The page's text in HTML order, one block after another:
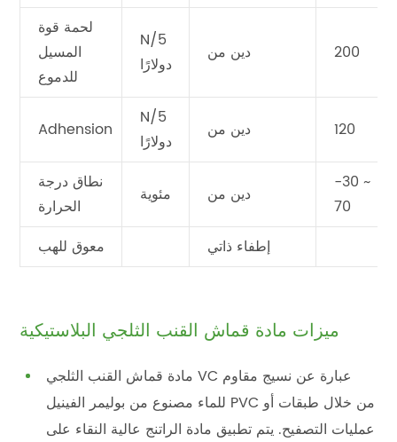
لحمة قوة
المسيل
للدموع
N/5
دولارًا
دين من 200
Adhension
N/5
دولارًا
دين من 120
نطاق درجة
الحرارة
مئوية دين من
-30 ~
70
معوق للهب
إطفاء ذاتي
ميزات مادة قماش القنب الثلجي البلاستيكية
مادة قماش القنب الثلجي VC عبارة عن نسيج مقاوم
للماء مصنوع من بوليمر الفينيل PVC من خلال طبقات أو
عمليات التصفيح. يتم تطبيق مادة الراتنج عالية النقاء على